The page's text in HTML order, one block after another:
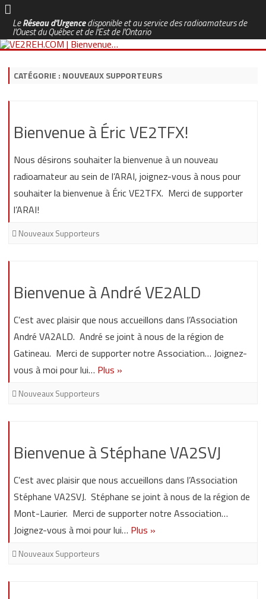
LeRéseau d'Urgencedisponible et au service des radioamateurs de
l'Ouest du Québec et de l'Est de l'Ontario
Skip
content
CATÉGORIE : NOUVEAUX SUPPORTEURS
Bienvenue à Éric VE2TFX!
Nous désirons souhaiter la bienvenue à un nouveau
radioamateur au sein de l’ARAI, joignez-vous à nous pour
souhaiter la bienvenue à Éric VE2TFX. Merci de supporter
l’ARAI!
Nouveaux Supporteurs
Bienvenue à André VE2ALD
C’est avec plaisir que nous accueillons dans l’Association
André VA2ALD. André se joint à nous de la région de
Gatineau. Merci de supporter notre Association… Joignez-
vous à moi pour lui… Plus »
Nouveaux Supporteurs
Bienvenue à Stéphane VA2SVJ
C’est avec plaisir que nous accueillons dans l’Association
Stéphane VA2SVJ. Stéphane se joint à nous de la région de
Mont-Laurier. Merci de supporter notre Association…
Joignez-vous à moi pour lui… Plus »
Nouveaux Supporteurs